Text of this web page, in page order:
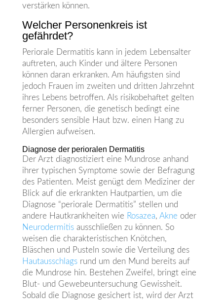
verstärken können.
Welcher Personenkreis ist
gefährdet?
Periorale Dermatitis kann in jedem Lebensalter
auftreten, auch Kinder und ältere Personen
können daran erkranken. Am häufigsten sind
jedoch Frauen im zweiten und dritten Jahrzehnt
ihres Lebens betroffen. Als risikobehaftet gelten
ferner Personen, die genetisch bedingt eine
besonders sensible Haut bzw. einen Hang zu
Allergien aufweisen.
Diagnose der perioralen Dermatitis
Der Arzt diagnostiziert eine Mundrose anhand
ihrer typischen Symptome sowie der Befragung
des Patienten. Meist genügt dem Mediziner der
Blick auf die erkrankten Hautpartien, um die
Diagnose “periorale Dermatitis” stellen und
andere Hautkrankheiten wie Rosazea, Akne oder
Neurodermitisausschließen zu können. So
weisen die charakteristischen Knötchen,
Bläschen und Pusteln sowie die Verteilung des
Hautausschlagsrund um den Mund bereits auf
die Mundrose hin. Bestehen Zweifel, bringt eine
Blut- und Gewebeuntersuchung Gewissheit.
Sobald die Diagnose gesichert ist, wird der Arzt